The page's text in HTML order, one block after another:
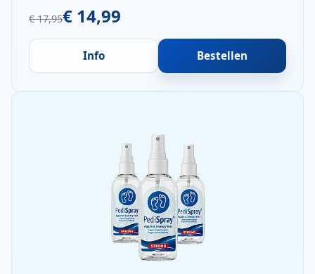
€ 17,95€ 14,99
Info Bestellen